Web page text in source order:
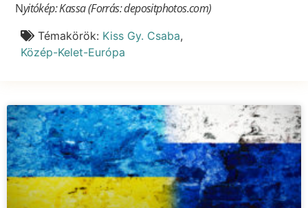
Nyitókép: Kassa (Forrás: depositphotos.com)
Témakörök: Kiss Gy. Csaba,
Közép-Kelet-Európa